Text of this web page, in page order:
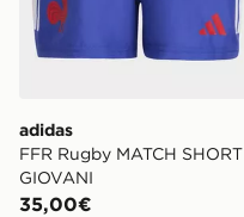
adidas
FFR Rugby MATCH SHORT
GIOVANI
35,00€